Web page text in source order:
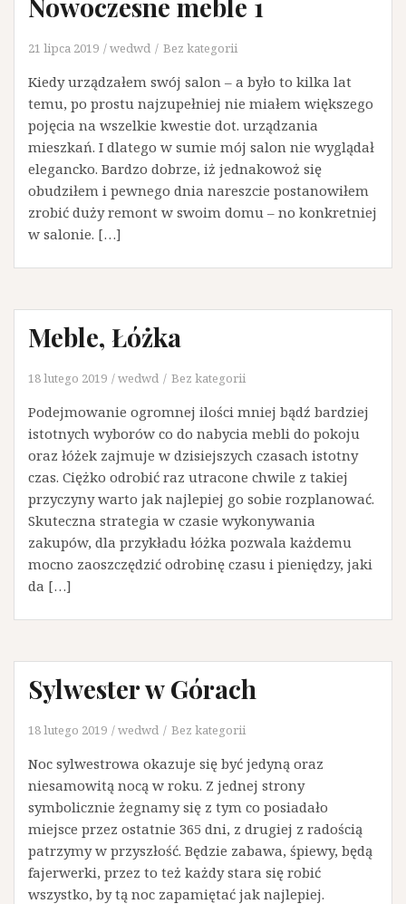
Nowoczesne meble 1
21 lipca 2019 wedwd Bez kategorii
Kiedy urządzałem swój salon – a było to kilka lat
temu, po prostu najzupełniej nie miałem większego
pojęcia na wszelkie kwestie dot. urządzania
mieszkań. I dlatego w sumie mój salon nie wyglądał
elegancko. Bardzo dobrze, iż jednakowoż się
obudziłem i pewnego dnia nareszcie postanowiłem
zrobić duży remont w swoim domu – no konkretniej
w salonie. […]
Meble, Łóżka
18 lutego 2019 wedwd Bez kategorii
Podejmowanie ogromnej ilości mniej bądź bardziej
istotnych wyborów co do nabycia mebli do pokoju
oraz łóżek zajmuje w dzisiejszych czasach istotny
czas. Ciężko odrobić raz utracone chwile z takiej
przyczyny warto jak najlepiej go sobie rozplanować.
Skuteczna strategia w czasie wykonywania
zakupów, dla przykładu łóżka pozwala każdemu
mocno zaoszczędzić odrobinę czasu i pieniędzy, jaki
da […]
Sylwester w Górach
18 lutego 2019 wedwd Bez kategorii
Noc sylwestrowa okazuje się być jedyną oraz
niesamowitą nocą w roku. Z jednej strony
symbolicznie żegnamy się z tym co posiadało
miejsce przez ostatnie 365 dni, z drugiej z radością
patrzymy w przyszłość. Będzie zabawa, śpiewy, będą
fajerwerki, przez to też każdy stara się robić
wszystko, by tą noc zapamiętać jak najlepiej.